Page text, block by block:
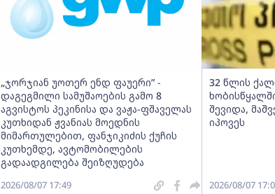
„ჯორჯიან უოთერ ენდ ფაუერი” -
დაგეგმილი სამუშაოების გამო 8
აგვისტოს პეკინისა და ვაჟა-ფშაველას
კუთხიდან ჟვანიას მოედნის
მიმართულებით, ფანჯიკიძის ქუჩის
კუთხემდე, ავტომობილების
გადაადგილება შეიზღუდება
2026/08/07 17:49
32 წლის
შევიდა,
იპოვეს
2026/08/07